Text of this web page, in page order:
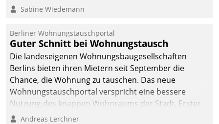
Sabine Wiedemann
Berliner Wohnungstauschportal
Guter Schnitt bei Wohnungstausch
Die landeseigenen Wohnungsbaugesellschaften
Berlins bieten ihren Mietern seit September die
Chance, die Wohnung zu tauschen. Das neue
Wohnungstauschportal verspricht eine bessere
Nutzung des knappen Wohnraums der Stadt. Erster
Anwendungsfall für Datatrains Lösung API-Hub mit
Andreas Lerchner